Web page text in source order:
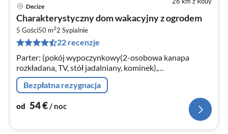
Decize
Charakterystyczny dom wakacyjny z ogrodem
5 Gości50 m22 Sypialnie
22 recenzje
Parter: (pokój wypoczynkowy(2-osobowa kanapa
rozkładana, TV, stół jadalniany, kominek),
kuchnia(czajnik, opiekacz do chleba, kuchenka, ekspres
do kawy, piekarnik, kuchenka mikrofal...
Bezpłatna rezygnacja
od 54€/ noc